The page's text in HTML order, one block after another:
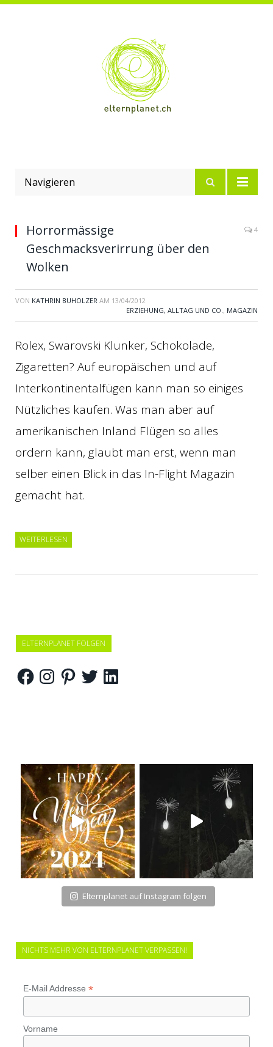
Navigieren
Horrormässige
Geschmacksverirrung über den
Wolken
4
VON KATHRIN BUHOLZER AM 13/04/2012
ERZIEHUNG, ALLTAG UND CO., MAGAZIN
Rolex, Swarovski Klunker, Schokolade,
Zigaretten? Auf europäischen und auf
Interkontinentalfügen kann man so einiges
Nützliches kaufen. Was man aber auf
amerikanischen Inland Flügen so alles
ordern kann, glaubt man erst, wenn man
selber einen Blick in das In-Flight Magazin
gemacht hat.
WEITERLESEN
ELTERNPLANET FOLGEN
FacebookInstagramPinterestTwitterLinkedIn
Elternplanet auf Instagram folgen
NICHTS MEHR VON ELTERNPLANET VERPASSEN!
E-Mail Addresse *
Vorname